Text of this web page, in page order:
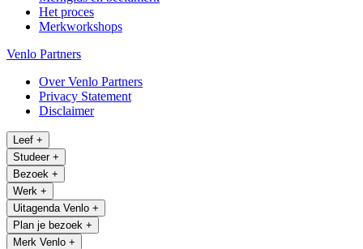
Het proces
Merkworkshops
Venlo Partners
Over Venlo Partners
Privacy Statement
Disclaimer
Leef +
Studeer +
Bezoek +
Werk +
Uitagenda Venlo +
Plan je bezoek +
Merk Venlo +